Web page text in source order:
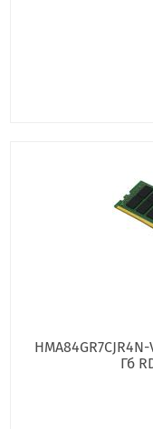
Гб